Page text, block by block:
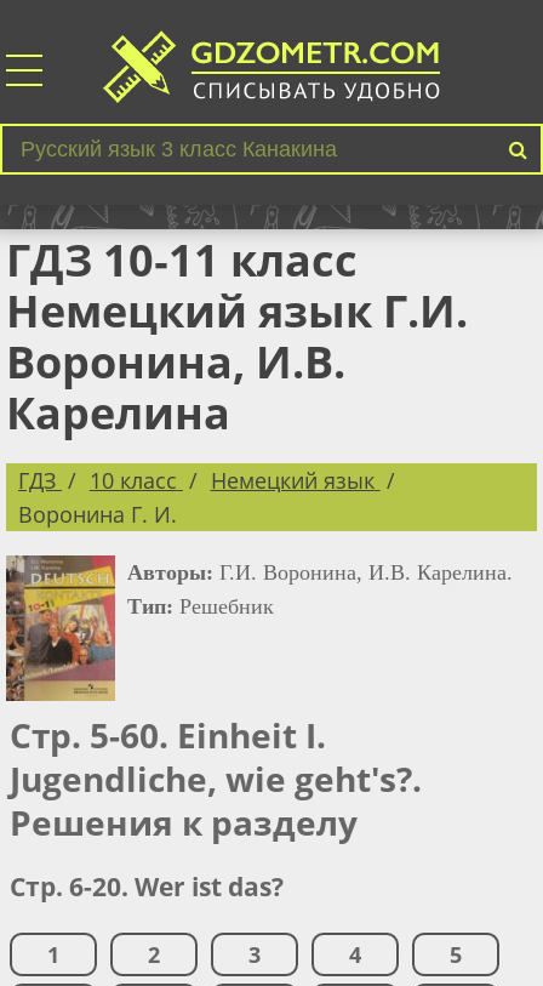
ГДЗ 10‐11 класс
Немецкий язык Г.И.
Воронина, И.В.
Карелина
ГДЗ 10 класс
Немецкий язык
Воронина Г. И.
Авторы: Г.И. Воронина, И.В. Карелина.
Тип: Решебник
Стр. 5-60. Einheit I.
Jugendliche, wie geht's?.
Решения к разделу
Стр. 6-20. Wer ist das?
1 2 3 4
5